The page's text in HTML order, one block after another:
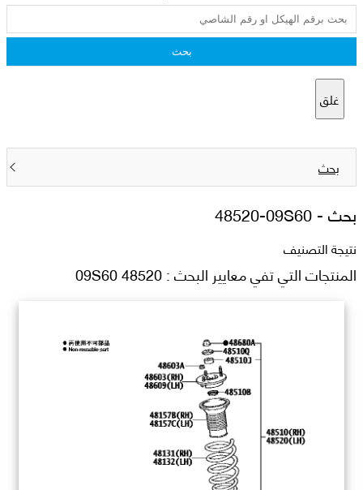
بحث
غلق
بحث
بحث -48520-09S60
نتيجة التصنيف
المنتجات التي تفي معايير البحث : 48520 09S60